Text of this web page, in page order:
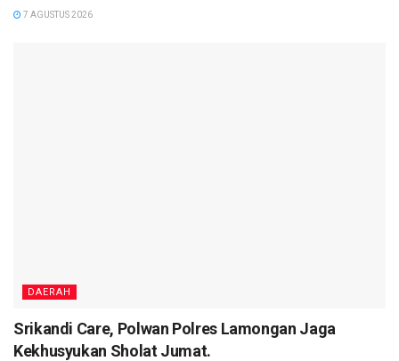
7 AGUSTUS 2026
DAERAH
Srikandi Care, Polwan Polres Lamongan Jaga
Kekhusyukan Sholat Jumat.